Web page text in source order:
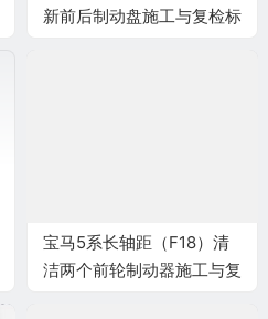
新前后制动盘施工与复检标
宝马5系长轴距（F18）清
洁两个前轮制动器施工与复